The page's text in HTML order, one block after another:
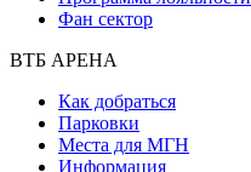
Фан сектор
ВТБ АРЕНА
Как добраться
Парковки
Места для МГН
Информация